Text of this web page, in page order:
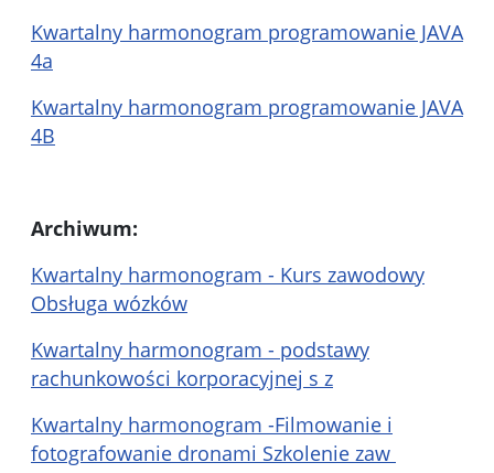
Kwartalny harmonogram programowanie JAVA
4a
Kwartalny harmonogram programowanie JAVA
4B
Archiwum:
Kwartalny harmonogram - Kurs zawodowy
Obsługa wózków
Kwartalny harmonogram - podstawy
rachunkowości korporacyjnej s z
Kwartalny harmonogram -Filmowanie i
fotografowanie dronami Szkolenie zaw